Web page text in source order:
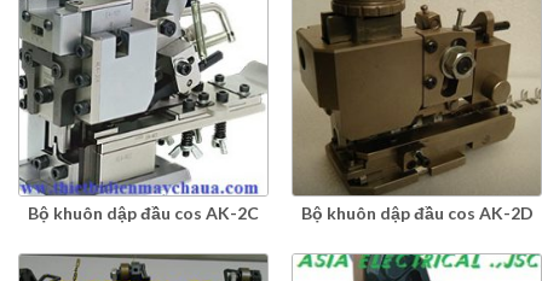
Bộ khuôn dập đầu cos AK-2C Bộ khuôn dập đầu cos AK-2D